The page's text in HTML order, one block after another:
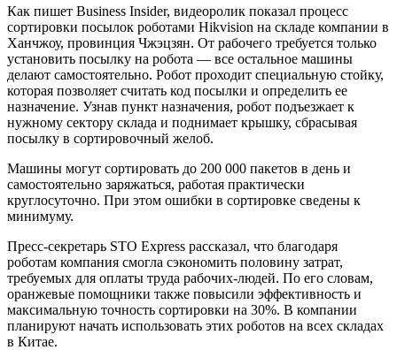
Как пишет Business Insider, видеоролик показал процесс
сортировки посылок роботами Hikvision на складе компании в
Ханчжоу, провинция Чжэцзян. От рабочего требуется только
установить посылку на робота — все остальное машины
делают самостоятельно. Робот проходит специальную стойку,
которая позволяет считать код посылки и определить ее
назначение. Узнав пункт назначения, робот подъезжает к
нужному сектору склада и поднимает крышку, сбрасывая
посылку в сортировочный желоб.
Машины могут сортировать до 200 000 пакетов в день и
самостоятельно заряжаться, работая практически
круглосуточно. При этом ошибки в сортировке сведены к
минимуму.
Пресс-секретарь STO Express рассказал, что благодаря
роботам компания смогла сэкономить половину затрат,
требуемых для оплаты труда рабочих-людей. По его словам,
оранжевые помощники также повысили эффективность и
максимальную точность сортировки на 30%. В компании
планируют начать использовать этих роботов на всех складах
в Китае.